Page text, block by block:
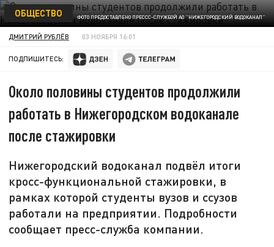
ФОТО ПРЕДОСТАВЛЕНО ПРЕССС-СЛУЖБОЙ АО "НИЖЕГОРОДСКИЙ ВОДОКАНАЛ"
ОБЩЕСТВО
ДМИТРИЙ РУБЛЁВ 03 НОЯБРЯ 16:01
ПОДПИШИТЕСЬ:
Около половины студентов продолжили
работать в Нижегородском водоканале
после стажировки
Нижегородский водоканал подвёл итоги
кросс-функциональной стажировки, в
рамках которой студенты вузов и ссузов
работали на предприятии. Подробности
сообщает пресс-служба компании.